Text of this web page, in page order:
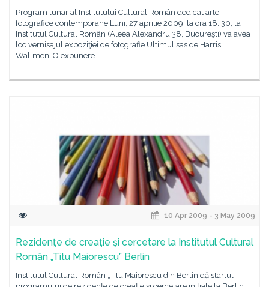
Program lunar al Institutului Cultural Român dedicat artei
fotografice contemporane Luni, 27 aprilie 2009, la ora 18. 30, la
Institutul Cultural Român (Aleea Alexandru 38, Bucureşti) va avea
loc vernisajul expoziţiei de fotografie Ultimul sas de Harris
Wallmen. O expunere
10 Apr 2009 - 3 May 2009
Rezidenţe de creaţie şi cercetare la Institutul Cultural
Român „Titu Maiorescu” Berlin
Institutul Cultural Român „Titu Maiorescu din Berlin dă startul